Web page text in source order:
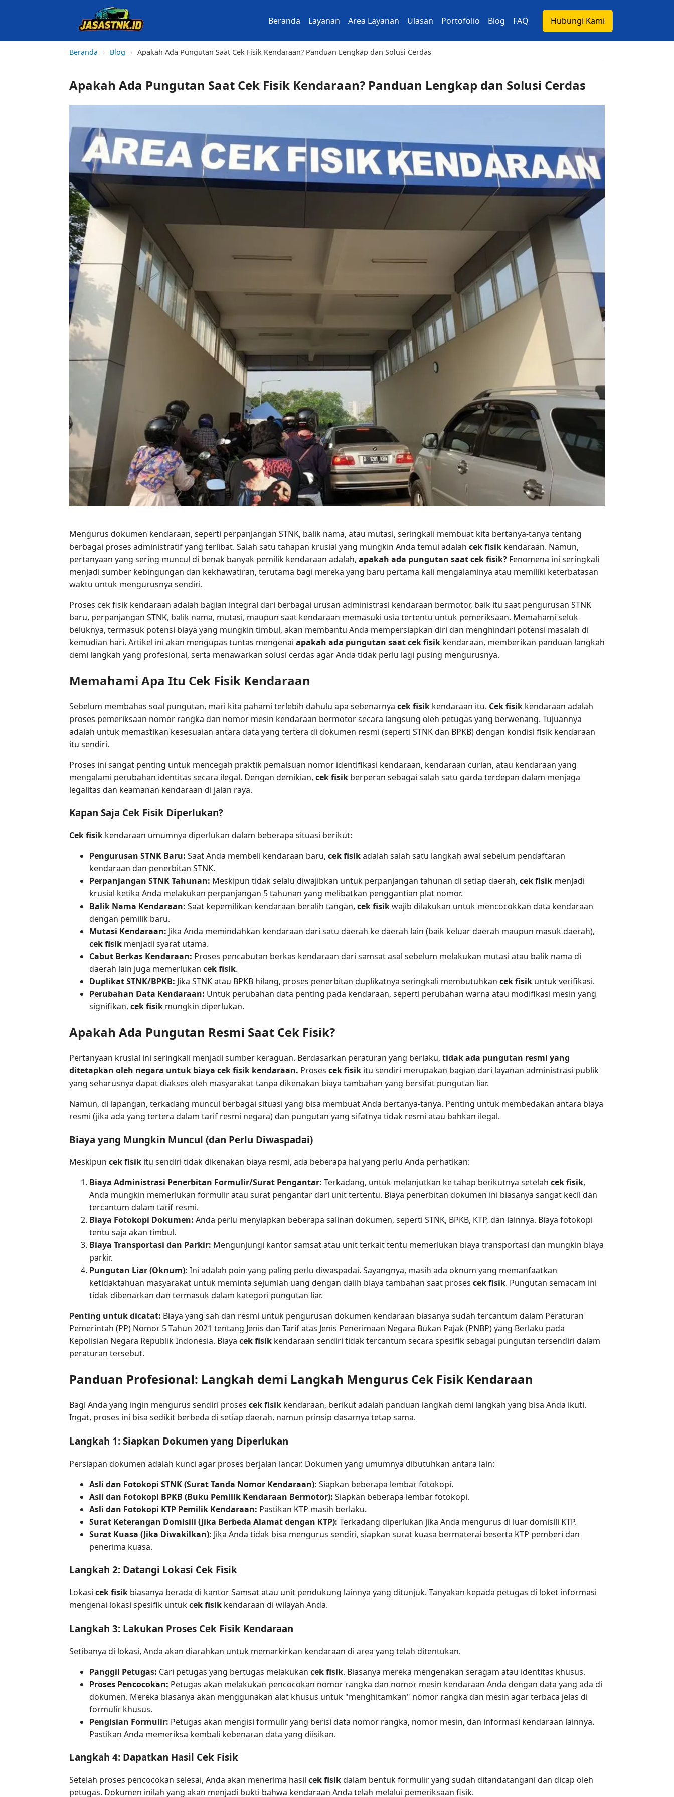
Beranda Layanan Area Layanan Ulasan Portofolio Blog FAQ Hubungi Kami
Beranda › Blog › Apakah Ada Pungutan Saat Cek Fisik Kendaraan? Panduan Lengkap dan Solusi Cerdas
Apakah Ada Pungutan Saat Cek Fisik Kendaraan? Panduan Lengkap dan Solusi Cerdas
Mengurus dokumen kendaraan, seperti perpanjangan STNK, balik nama, atau mutasi, seringkali membuat kita bertanya-tanya tentang
berbagai proses administratif yang terlibat. Salah satu tahapan krusial yang mungkin Anda temui adalah cek fisik kendaraan. Namun,
pertanyaan yang sering muncul di benak banyak pemilik kendaraan adalah, apakah ada pungutan saat cek fisik? Fenomena ini seringkali
menjadi sumber kebingungan dan kekhawatiran, terutama bagi mereka yang baru pertama kali mengalaminya atau memiliki keterbatasan
waktu untuk mengurusnya sendiri.
Proses cek fisik kendaraan adalah bagian integral dari berbagai urusan administrasi kendaraan bermotor, baik itu saat pengurusan STNK
baru, perpanjangan STNK, balik nama, mutasi, maupun saat kendaraan memasuki usia tertentu untuk pemeriksaan. Memahami seluk-
beluknya, termasuk potensi biaya yang mungkin timbul, akan membantu Anda mempersiapkan diri dan menghindari potensi masalah di
kemudian hari. Artikel ini akan mengupas tuntas mengenai apakah ada pungutan saat cek fisik kendaraan, memberikan panduan langkah
demi langkah yang profesional, serta menawarkan solusi cerdas agar Anda tidak perlu lagi pusing mengurusnya.
Memahami Apa Itu Cek Fisik Kendaraan
Sebelum membahas soal pungutan, mari kita pahami terlebih dahulu apa sebenarnya cek fisik kendaraan itu. Cek fisik kendaraan adalah
proses pemeriksaan nomor rangka dan nomor mesin kendaraan bermotor secara langsung oleh petugas yang berwenang. Tujuannya
adalah untuk memastikan kesesuaian antara data yang tertera di dokumen resmi (seperti STNK dan BPKB) dengan kondisi fisik kendaraan
itu sendiri.
Proses ini sangat penting untuk mencegah praktik pemalsuan nomor identifikasi kendaraan, kendaraan curian, atau kendaraan yang
mengalami perubahan identitas secara ilegal. Dengan demikian, cek fisik berperan sebagai salah satu garda terdepan dalam menjaga
legalitas dan keamanan kendaraan di jalan raya.
Kapan Saja Cek Fisik Diperlukan?
Cek fisik kendaraan umumnya diperlukan dalam beberapa situasi berikut:
Pengurusan STNK Baru: Saat Anda membeli kendaraan baru, cek fisikadalah salah satu langkah awal sebelum pendaftaran
kendaraan dan penerbitan STNK.
Perpanjangan STNK Tahunan: Meskipun tidak selalu diwajibkan untuk perpanjangan tahunan di setiap daerah, cek fisik menjadi
krusial ketika Anda melakukan perpanjangan 5 tahunan yang melibatkan penggantian plat nomor.
Balik Nama Kendaraan: Saat kepemilikan kendaraan beralih tangan, cek fisikwajib dilakukan untuk mencocokkan data kendaraan
dengan pemilik baru.
Mutasi Kendaraan: Jika Anda memindahkan kendaraan dari satu daerah ke daerah lain (baik keluar daerah maupun masuk daerah),
cek fisik menjadi syarat utama.
Cabut Berkas Kendaraan: Proses pencabutan berkas kendaraan dari samsat asal sebelum melakukan mutasi atau balik nama di
daerah lain juga memerlukan cek fisik.
Duplikat STNK/BPKB: Jika STNK atau BPKB hilang, proses penerbitan duplikatnya seringkali membutuhkan cek fisik untuk verifikasi.
Perubahan Data Kendaraan: Untuk perubahan data penting pada kendaraan, seperti perubahan warna atau modifikasi mesin yang
signifikan, cek fisik mungkin diperlukan.
Apakah Ada Pungutan Resmi Saat Cek Fisik?
Pertanyaan krusial ini seringkali menjadi sumber keraguan. Berdasarkan peraturan yang berlaku, tidak ada pungutan resmi yang
ditetapkan oleh negara untuk biaya cek fisik kendaraan. Proses cek fisik itu sendiri merupakan bagian dari layanan administrasi publik
yang seharusnya dapat diakses oleh masyarakat tanpa dikenakan biaya tambahan yang bersifat pungutan liar.
Namun, di lapangan, terkadang muncul berbagai situasi yang bisa membuat Anda bertanya-tanya. Penting untuk membedakan antara biaya
resmi (jika ada yang tertera dalam tarif resmi negara) dan pungutan yang sifatnya tidak resmi atau bahkan ilegal.
Biaya yang Mungkin Muncul (dan Perlu Diwaspadai)
Meskipun cek fisik itu sendiri tidak dikenakan biaya resmi, ada beberapa hal yang perlu Anda perhatikan:
Biaya Administrasi Penerbitan Formulir/Surat Pengantar: Terkadang, untuk melanjutkan ke tahap berikutnya setelah cek fisik,
Anda mungkin memerlukan formulir atau surat pengantar dari unit tertentu. Biaya penerbitan dokumen ini biasanya sangat kecil dan
tercantum dalam tarif resmi.
Biaya Fotokopi Dokumen: Anda perlu menyiapkan beberapa salinan dokumen, seperti STNK, BPKB, KTP, dan lainnya. Biaya fotokopi
tentu saja akan timbul.
Biaya Transportasi dan Parkir: Mengunjungi kantor samsat atau unit terkait tentu memerlukan biaya transportasi dan mungkin biaya
parkir.
Pungutan Liar (Oknum): Ini adalah poin yang paling perlu diwaspadai. Sayangnya, masih ada oknum yang memanfaatkan
ketidaktahuan masyarakat untuk meminta sejumlah uang dengan dalih biaya tambahan saat proses cek fisik. Pungutan semacam ini
tidak dibenarkan dan termasuk dalam kategori pungutan liar.
Penting untuk dicatat: Biaya yang sah dan resmi untuk pengurusan dokumen kendaraan biasanya sudah tercantum dalam Peraturan
Pemerintah (PP) Nomor 5 Tahun 2021 tentang Jenis dan Tarif atas Jenis Penerimaan Negara Bukan Pajak (PNBP) yang Berlaku pada
Kepolisian Negara Republik Indonesia. Biaya cek fisik kendaraan sendiri tidak tercantum secara spesifik sebagai pungutan tersendiri dalam
peraturan tersebut.
Panduan Profesional: Langkah demi Langkah Mengurus Cek Fisik Kendaraan
Bagi Anda yang ingin mengurus sendiri proses cek fisik kendaraan, berikut adalah panduan langkah demi langkah yang bisa Anda ikuti.
Ingat, proses ini bisa sedikit berbeda di setiap daerah, namun prinsip dasarnya tetap sama.
Langkah 1: Siapkan Dokumen yang Diperlukan
Persiapan dokumen adalah kunci agar proses berjalan lancar. Dokumen yang umumnya dibutuhkan antara lain:
Asli dan Fotokopi STNK (Surat Tanda Nomor Kendaraan): Siapkan beberapa lembar fotokopi.
Asli dan Fotokopi BPKB (Buku Pemilik Kendaraan Bermotor): Siapkan beberapa lembar fotokopi.
Asli dan Fotokopi KTP Pemilik Kendaraan: Pastikan KTP masih berlaku.
Surat Keterangan Domisili (Jika Berbeda Alamat dengan KTP): Terkadang diperlukan jika Anda mengurus di luar domisili KTP.
Surat Kuasa (Jika Diwakilkan): Jika Anda tidak bisa mengurus sendiri, siapkan surat kuasa bermaterai beserta KTP pemberi dan
penerima kuasa.
Langkah 2: Datangi Lokasi Cek Fisik
Lokasi cek fisik biasanya berada di kantor Samsat atau unit pendukung lainnya yang ditunjuk. Tanyakan kepada petugas di loket informasi
mengenai lokasi spesifik untukcek fisik kendaraan di wilayah Anda.
Langkah 3: Lakukan Proses Cek Fisik Kendaraan
Setibanya di lokasi, Anda akan diarahkan untuk memarkirkan kendaraan di area yang telah ditentukan.
Panggil Petugas: Cari petugas yang bertugas melakukan cek fisik. Biasanya mereka mengenakan seragam atau identitas khusus.
Proses Pencocokan: Petugas akan melakukan pencocokan nomor rangka dan nomor mesin kendaraan Anda dengan data yang ada di
dokumen. Mereka biasanya akan menggunakan alat khusus untuk "menghitamkan" nomor rangka dan mesin agar terbaca jelas di
formulir khusus.
Pengisian Formulir: Petugas akan mengisi formulir yang berisi data nomor rangka, nomor mesin, dan informasi kendaraan lainnya.
Pastikan Anda memeriksa kembali kebenaran data yang diisikan.
Langkah 4: Dapatkan Hasil Cek Fisik
Setelah proses pencocokan selesai, Anda akan menerima hasil cek fisikdalam bentuk formulir yang sudah ditandatangani dan dicap oleh
petugas. Dokumen inilah yang akan menjadi bukti bahwa kendaraan Anda telah melalui pemeriksaan fisik.